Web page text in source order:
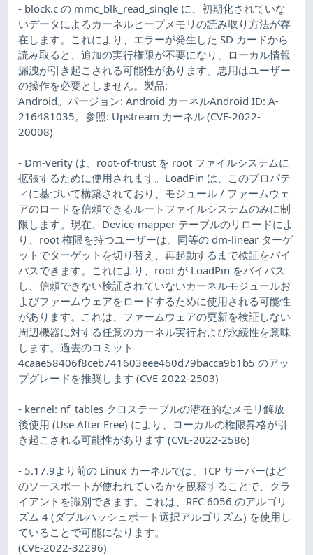
- block.c の mmc_blk_read_single に、初期化されていな
いデータによるカーネルヒープメモリの読み取り方法が存
在します。これにより、エラーが発生した SD カードから
読み取ると、追加の実行権限が不要になり、ローカル情報
漏洩が引き起こされる可能性があります。悪用はユーザー
の操作を必要としません。製品:
Android。バージョン: Android カーネルAndroid ID: A-
216481035。参照: Upstream カーネル (CVE-2022-
20008)
- Dm-verity は、root-of-trust を root ファイルシステムに
拡張するために使用されます。LoadPin は、このプロパテ
ィに基づいて構築されており、モジュール / ファームウェ
アのロードを信頼できるルートファイルシステムのみに制
限します。現在、Device-mapper テーブルのリロードによ
り、root 権限を持つユーザーは、同等の dm-linear ターゲ
ットでターゲットを切り替え、再起動するまで検証をバイ
パスできます。これにより、root が LoadPin をバイパス
し、信頼できない検証されていないカーネルモジュールお
よびファームウェアをロードするために使用される可能性
があります。これは、ファームウェアの更新を検証しない
周辺機器に対する任意のカーネル実行および永続性を意味
します。過去のコミット
4caae58406f8ceb741603eee460d79bacca9b1b5 のアッ
プグレードを推奨します (CVE-2022-2503)
- kernel: nf_tables クロステーブルの潜在的なメモリ解放
後使用 (Use After Free) により、ローカルの権限昇格が引
き起こされる可能性があります (CVE-2022-2586)
- 5.17.9より前の Linux カーネルでは、TCP サーバーはど
のソースポートが使われているかを観察することで、クラ
イアントを識別できます。これは、RFC 6056 のアルゴリ
ズム 4 (ダブルハッシュポート選択アルゴリズム) を使用し
ていることで可能になります。
(CVE-2022-32296)